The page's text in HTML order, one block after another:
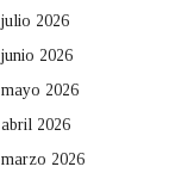
julio 2026
junio 2026
mayo 2026
abril 2026
marzo 2026